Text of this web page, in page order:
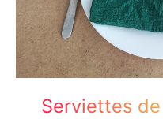
Serviettes